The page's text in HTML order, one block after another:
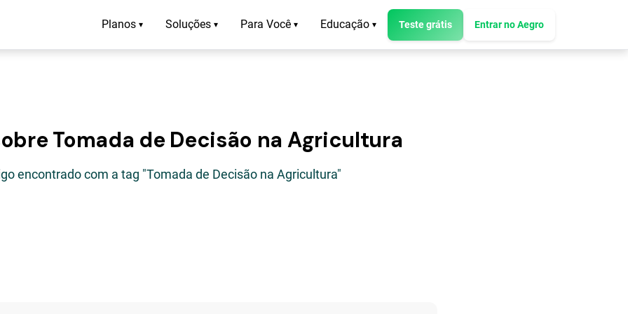
Planos ▾ Soluções ▾ Para Você ▾ Educação ▾ Teste grátis Entrar no Aegro
Tomada de Decisão na Agricultura
encontrado com a tag "Tomada de Decisão na Agricultura"